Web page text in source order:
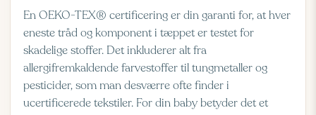
En OEKO-TEX® certificering er din garanti for, at hver
eneste tråd og komponent i tæppet er testet for
skadelige stoffer. Det inkluderer alt fra
allergifremkaldende farvestoffer til tungmetaller og
pesticider, som man desværre ofte finder i
ucertificerede tekstiler. For din baby betyder det et